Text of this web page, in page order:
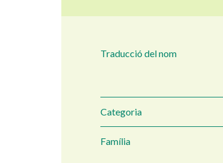
Traducció del nom
Categoria
Família